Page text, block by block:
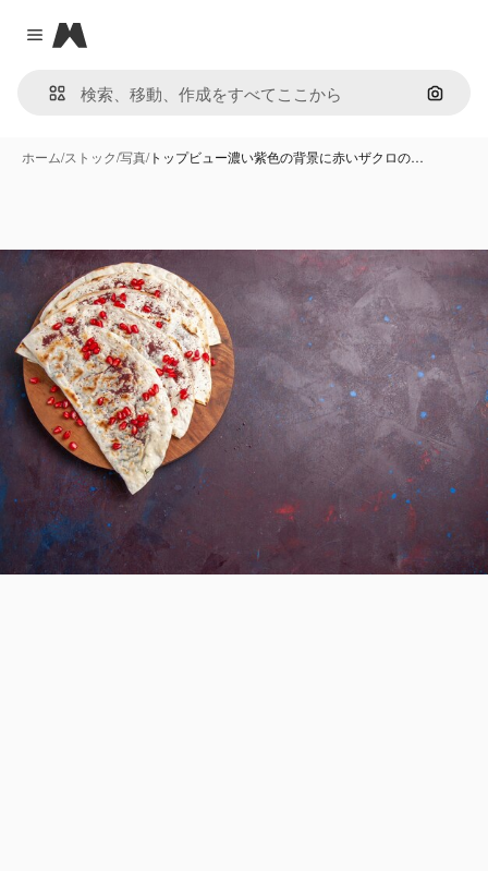
Close menu
Magnific
画像で
ホーム/ストック/写真/トップビュー濃い紫色の背景に赤いザクロの…